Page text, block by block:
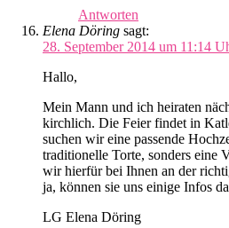
Antworten
Elena Döring sagt:
28. September 2014 um 11:14
Hallo,
Mein Mann und ich heiraten
kirchlich. Die Feier findet in
suchen wir eine passende
traditionelle Torte, sonders eine
wir hierfür bei Ihnen an der
ja, können sie uns einige Infos
LG Elena Döring